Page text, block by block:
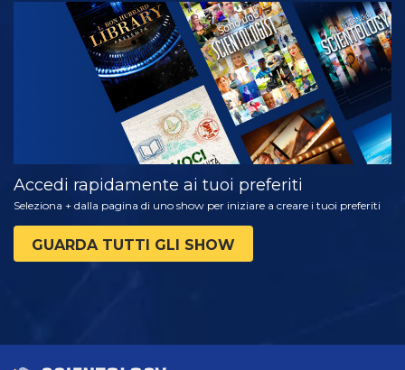
GUARDA
ESPLORA LE
SERIE
Accedi rapidamente ai tuoi preferiti
Seleziona + dalla pagina di uno show per iniziare a creare i tuoi preferiti
GUARDA TUTTI GLI SHOW